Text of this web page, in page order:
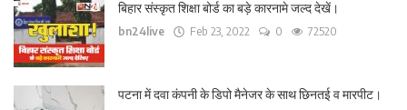
बिहार संस्कृत शिक्षा बोर्ड का बड़े कारनामे जल्द देखें।
bn24live Feb 23, 2022 0 72520
पटना में दवा कंपनी के डिपो मैनेजर के साथ छिनतई व मारपीट।